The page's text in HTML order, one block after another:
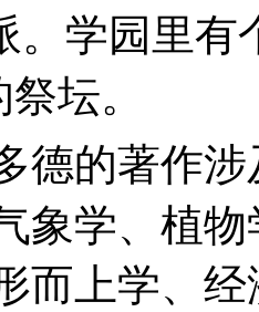
。学园里有
坛。
的著作涉
象学、植
而上学、